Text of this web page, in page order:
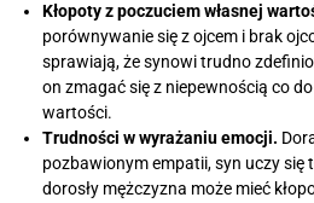
Kłopoty z poczuciem własnej
porównywanie się z ojcem i brak
sprawiają, że synowi trudno
on zmagać się z niepewnością co
wartości.
Trudności w wyrażaniu emocji.
pozbawionym empatii, syn uczy się
dorosły mężczyzna może mieć